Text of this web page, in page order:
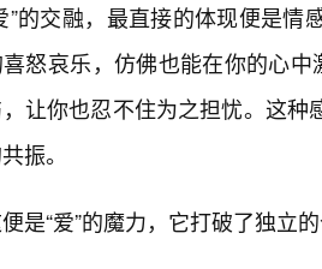
”的交融，最直接的体现便是
怒哀乐，仿佛也能在你的心
让你也忍不住为之担忧。这
振。
是“爱”的魔力，它打破了独立